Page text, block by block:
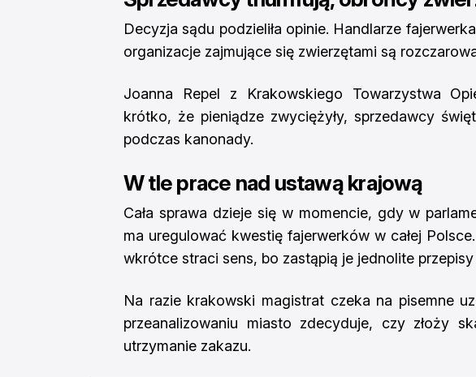
Decyzja sądu podzieliła opinie. Handlarze
organizacje zajmujące się zwierzętami są
Joanna Repel z Krakowskiego Towarzystwa
krótko, że pieniądze zwyciężyły, sprzedawcy
podczas kanonady.
W tle prace nad ustawą krajową
Cała sprawa dzieje się w momencie, gdy w
ma uregulować kwestię fajerwerków w całej
wkrótce straci sens, bo zastąpią je jednolite
Na razie krakowski magistrat czeka na pisemne
przeanalizowaniu miasto zdecyduje, czy złoży
utrzymanie zakazu.